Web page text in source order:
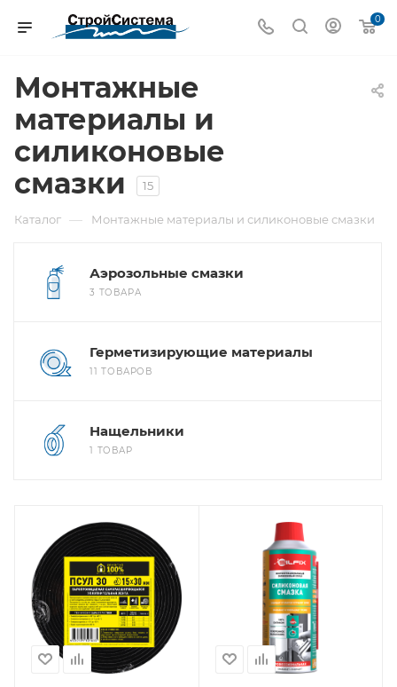
0
Монтажные
материалы и
силиконовые
смазки
15
Каталог — Монтажные материалы и силиконовые смазки
Аэрозольные смазки
3 ТОВАРА
Герметизирующие материалы
11 ТОВАРОВ
Нащельники
1 ТОВАР